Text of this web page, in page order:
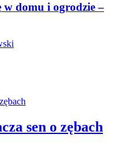
w domu i ogrodzie –
sen o zębach